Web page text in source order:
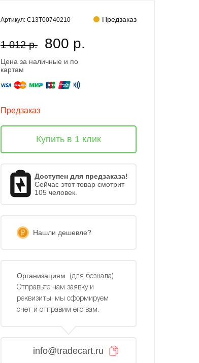
Артикул: C13T00740210 Предзаказ
1 012 р. 800 р.
Цена за наличные и по
картам
Предзаказ
Купить в 1 клик
Доступен для предзаказа!
Сейчас этот товар смотрит
105 человек.
Нашли дешевле?
Организациям
(для безнала)
Отправьте нам заявку и
реквизиты, мы сформируем
счет и отправим его вам.
info@tradecart.ru